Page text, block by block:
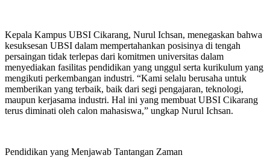
Kepala Kampus UBSI Cikarang, Nurul Ichsan, menegaskan bahwa
kesuksesan UBSI dalam mempertahankan posisinya di tengah
persaingan tidak terlepas dari komitmen universitas dalam
menyediakan fasilitas pendidikan yang unggul serta kurikulum yang
mengikuti perkembangan industri. “Kami selalu berusaha untuk
memberikan yang terbaik, baik dari segi pengajaran, teknologi,
maupun kerjasama industri. Hal ini yang membuat UBSI Cikarang
terus diminati oleh calon mahasiswa,” ungkap Nurul Ichsan.
Pendidikan yang Menjawab Tantangan Zaman